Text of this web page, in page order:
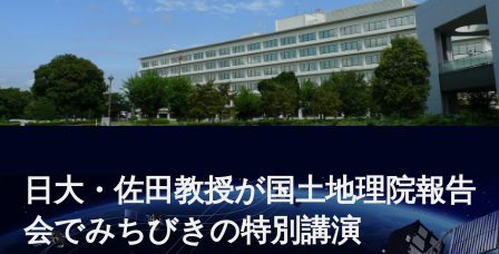
日大・佐田教授が国土地理院報告
会でみちびきの特別講演